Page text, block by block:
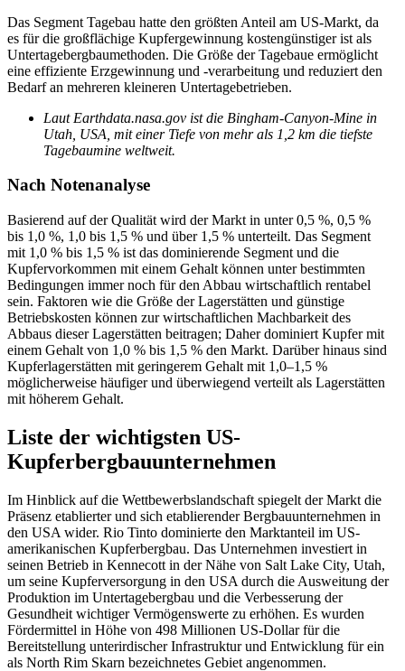
Das Segment Tagebau hatte den größten Anteil am US-Markt, da
es für die großflächige Kupfergewinnung kostengünstiger ist als
Untertagebergbaumethoden. Die Größe der Tagebaue ermöglicht
eine effiziente Erzgewinnung und -verarbeitung und reduziert den
Bedarf an mehreren kleineren Untertagebetrieben.
Laut Earthdata.nasa.gov ist die Bingham-Canyon-Mine in
Utah, USA, mit einer Tiefe von mehr als 1,2 km die tiefste
Tagebaumine weltweit.
Nach Notenanalyse
Basierend auf der Qualität wird der Markt in unter 0,5 %, 0,5 %
bis 1,0 %, 1,0 bis 1,5 % und über 1,5 % unterteilt. Das Segment
mit 1,0 % bis 1,5 % ist das dominierende Segment und die
Kupfervorkommen mit einem Gehalt können unter bestimmten
Bedingungen immer noch für den Abbau wirtschaftlich rentabel
sein. Faktoren wie die Größe der Lagerstätten und günstige
Betriebskosten können zur wirtschaftlichen Machbarkeit des
Abbaus dieser Lagerstätten beitragen; Daher dominiert Kupfer mit
einem Gehalt von 1,0 % bis 1,5 % den Markt. Darüber hinaus sind
Kupferlagerstätten mit geringerem Gehalt mit 1,0–1,5 %
möglicherweise häufiger und überwiegend verteilt als Lagerstätten
mit höherem Gehalt.
Liste der wichtigsten US-
Kupferbergbauunternehmen
Im Hinblick auf die Wettbewerbslandschaft spiegelt der Markt die
Präsenz etablierter und sich etablierender Bergbauunternehmen in
den USA wider. Rio Tinto dominierte den Marktanteil im US-
amerikanischen Kupferbergbau. Das Unternehmen investiert in
seinen Betrieb in Kennecott in der Nähe von Salt Lake City, Utah,
um seine Kupferversorgung in den USA durch die Ausweitung der
Produktion im Untertagebergbau und die Verbesserung der
Gesundheit wichtiger Vermögenswerte zu erhöhen. Es wurden
Fördermittel in Höhe von 498 Millionen US-Dollar für die
Bereitstellung unterirdischer Infrastruktur und Entwicklung für ein
als North Rim Skarn bezeichnetes Gebiet angenommen.